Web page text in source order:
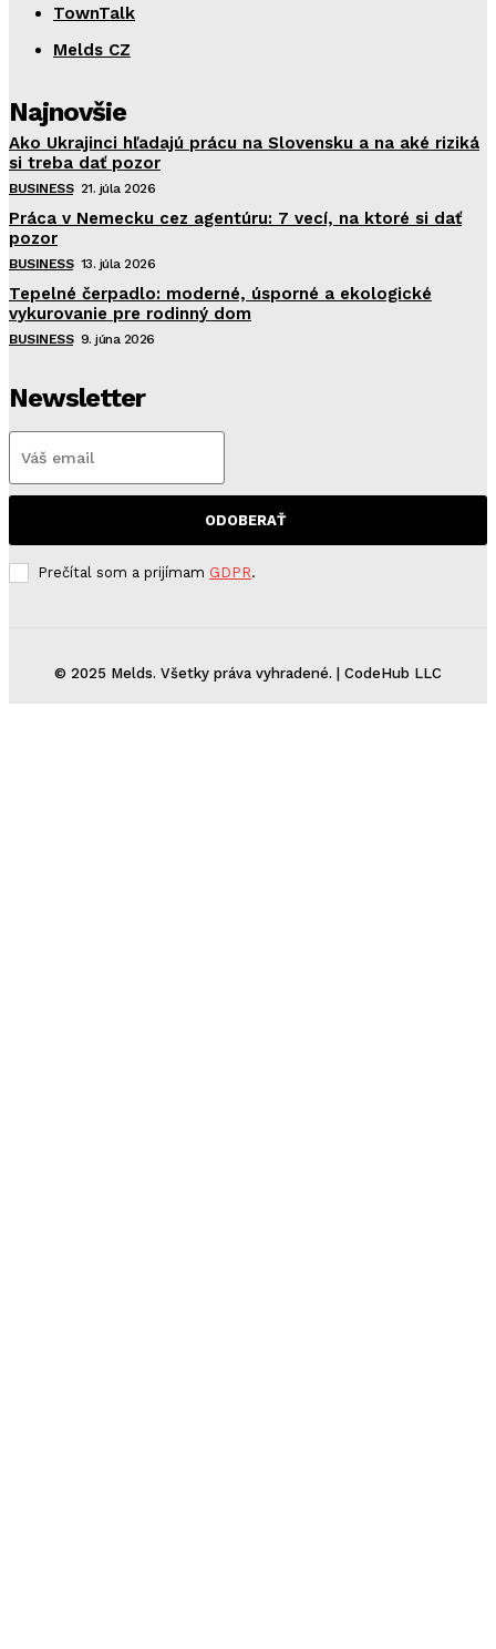
TownTalk
Melds CZ
Najnovšie
Ako Ukrajinci hľadajú prácu na Slovensku a na aké riziká
si treba dať pozor
BUSINESS 21. júla 2026
Práca v Nemecku cez agentúru: 7 vecí, na ktoré si dať
pozor
BUSINESS 13. júla 2026
Tepelné čerpadlo: moderné, úsporné a ekologické
vykurovanie pre rodinný dom
BUSINESS 9. júna 2026
Newsletter
ODOBERAŤ
Prečítal som a prijímam GDPR.
© 2025 Melds. Všetky práva vyhradené. | CodeHub LLC